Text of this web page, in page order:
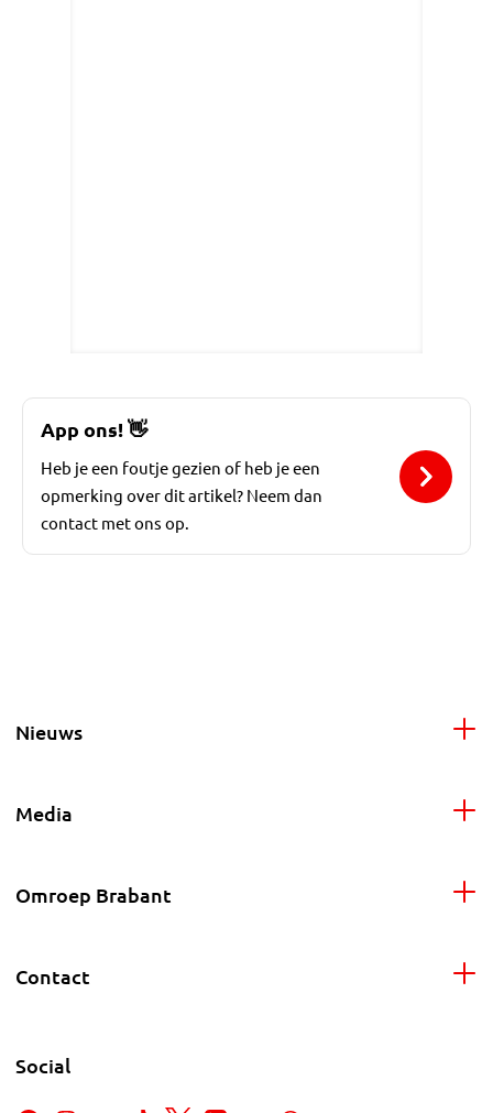
App ons!👋
Heb je een foutje gezien of heb je een
opmerking over dit artikel? Neem dan
contact met ons op.
Nieuws
Media
Omroep Brabant
Contact
Social